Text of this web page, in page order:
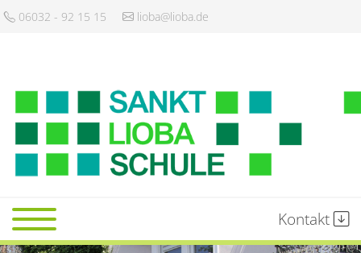
06032 - 92 15 15 lioba@lioba.de
Kontakt